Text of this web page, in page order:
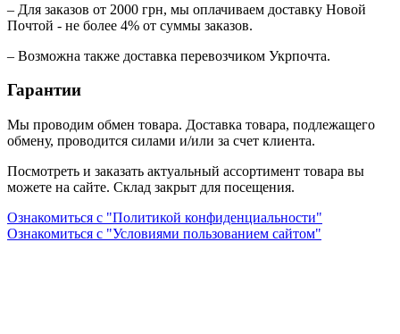
– Для заказов от 2000 грн, мы оплачиваем доставку Новой
Почтой - не более 4% от суммы заказов.
– Возможна также доставка перевозчиком Укрпочта.
Гарантии
Мы проводим обмен товара. Доставка товара, подлежащего
обмену, проводится силами и/или за счет клиента.
Посмотреть и заказать актуальный ассортимент товара вы
можете на сайте. Склад закрыт для посещения.
Ознакомиться с "Политикой конфиденциальности"
Ознакомиться с "Условиями пользованием сайтом"